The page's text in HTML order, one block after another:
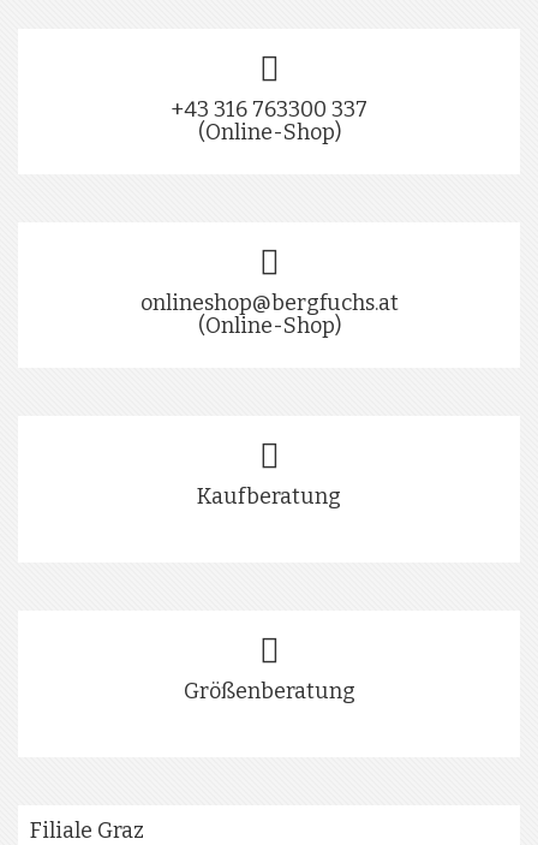
+43 316 763300 337
(Online-Shop)
onlineshop@bergfuchs.at
(Online-Shop)
Kaufberatung
Größenberatung
Filiale Graz